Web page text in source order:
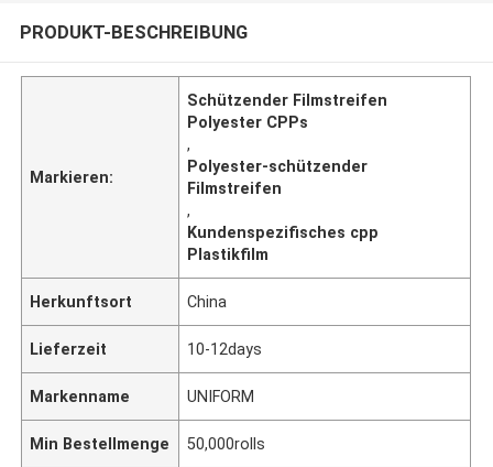
PRODUKT-BESCHREIBUNG
Markieren:
Schützender Filmstreifen
Polyester CPPs
,
Polyester-schützender
Filmstreifen
,
Kundenspezifisches cpp
Plastikfilm
Herkunftsort China
Lieferzeit 10-12days
Markenname UNIFORM
Min Bestellmenge 50,000rolls